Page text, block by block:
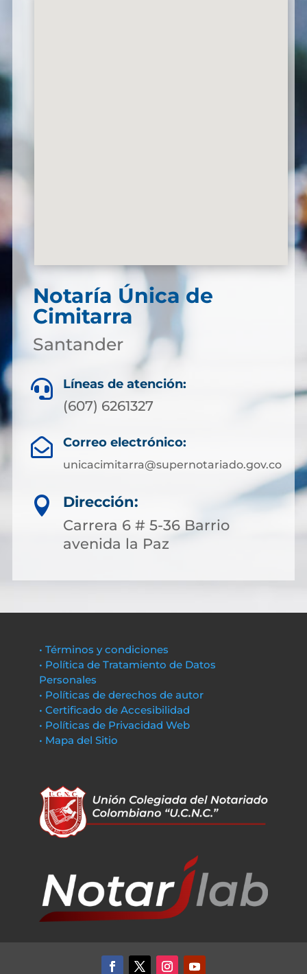
Notaría Única de
Cimitarra
Santander
 Líneas de atención:
(607) 6261327
 Correo electrónico:
unicacimitarra@supernotariado.gov.co

Dirección:
Carrera 6 # 5-36 Barrio
avenida la Paz
• Términos y condiciones
• Política de Tratamiento de Datos
Personales
• Políticas de derechos de autor
• Certificado de Accesibilidad
• Políticas de Privacidad Web
• Mapa del Sitio